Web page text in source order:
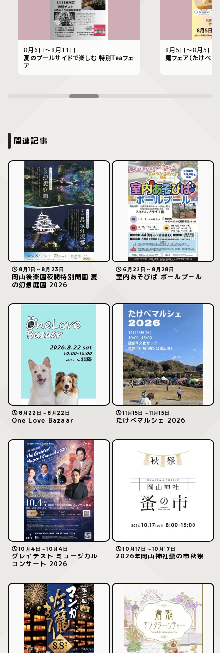
8月6日〜8月11日
夏のプールサイドで楽しむ 特別Teaフェ
ア
8月5日〜8月5日
麺フェア（たけべ
関連記事
8月1日～8月23日
岡山後楽園夜間特別開園 夏
の幻想庭園 2026
6月22日～8月28日
室内あそびば ボールプール
8月22日～8月22日
One Love Bazaar
11月15日～11月15日
たけべマルシェ 2026
10月4日～10月4日
グレイテスト ミュージカル
コンサート 2026
10月17日～10月17日
2026年岡山神社蚤の市秋祭